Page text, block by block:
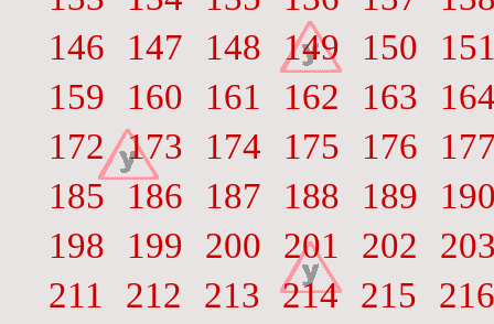
146
147 148 149 150
159
160 161 162 163
172 173 174 175 176
185
186 187 188 189
198
199 200 201 202
211
212 213 214 215
216